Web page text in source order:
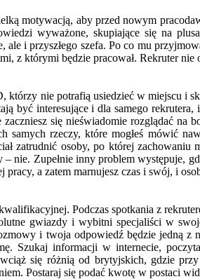
motywacją, aby przed nowym
wyważone, skupiające się na
ale i przyszłego szefa. Po co mu
z którymi będzie pracował. Rekruter
którzy nie potrafią usiedzieć w miejscu
być interesujące i dla samego
się nieświadomie rozglądać na
samych rzeczy, które mogłeś mówić
zatrudnić osoby, po której
– nie. Zupełnie inny problem występuje,
pracy, a zatem marnujesz czas i swój, i
Podczas spotkania z
gwiazdy i wybitni specjaliści w
i twoja odpowiedź będzie jedną z
Szukaj informacji w internecie,
się różnią od brytyjskich, gdzie
Postaraj się podać kwotę w postaci